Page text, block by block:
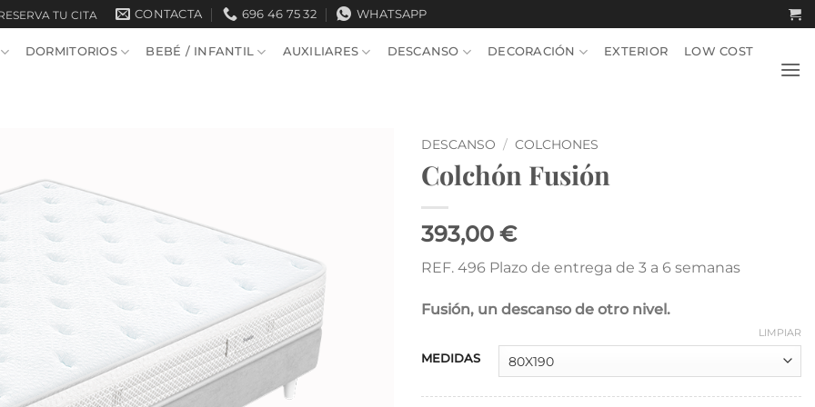
TU CITA CONTACTA 696 46 75 32 WHATSAPP
DORMITORIOS BEBÉ / INFANTIL AUXILIARES DESCANSO DECORACIÓN EXTERIOR LOW COST
DESCANSO / COLCHONES
Colchón Fusión
393,00 €
REF. 496 Plazo de entrega de 3 a 6 semanas
Fusión, un descanso de otro nivel.
MEDIDAS
LIMPIAR